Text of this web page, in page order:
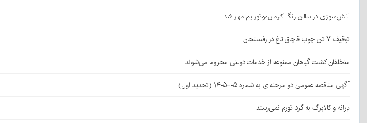
آتش‌سوزی در سالن رنگ کرمان‌موتور بم مهار شد
توقیف ۷ تن چوب قاچاق تاغ در رفسنجان
متخلفان کشت گیاهان ممنوعه از خدمات دولتی محروم می‌شوند
آگهی مناقصه عمومی دو مرحله‌ای به شماره ۰۵-۱۴۰۵ (تجدید اول)
یارانه و کالابرگ به گرد تورم نمی‌رسند